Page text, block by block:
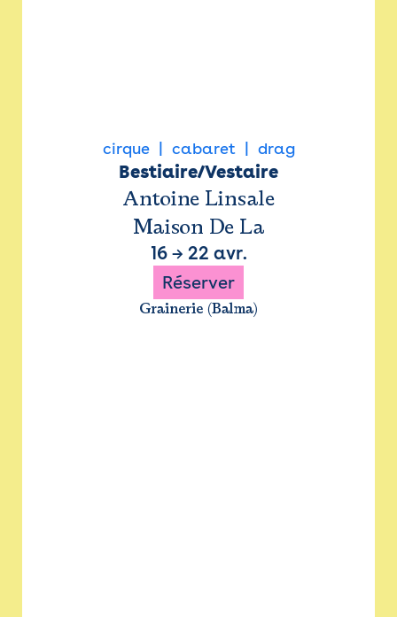
cirque cabaret drag
Bestiaire/Vestaire
Antoine Linsale
Maison De La
16→ 22 avr.
Réserver
Grainerie (Balma)